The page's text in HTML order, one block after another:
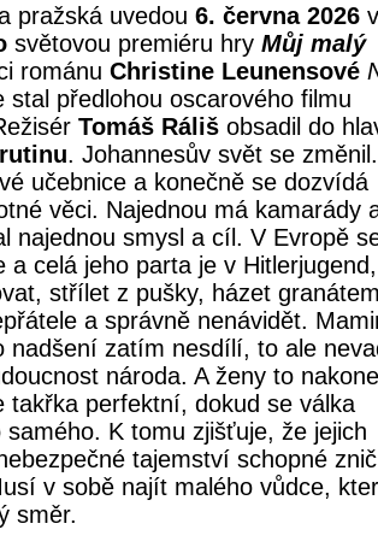
pražská uvedou 6. června 2026 v
světovou premiéru hry Můj malý
románu Christine Leunensové
stal předlohou oscarového filmu
Tomáš Ráliš obsadil do
. Johannesův svět se
učebnice a konečně se dozvídá
věci. Najednou má kamarády
najednou smysl a cíl. V Evropě
a celá jeho parta je v
střílet z pušky, házet
a správně nenávidět.
nadšení zatím nesdílí, to ale
národa. A ženy to
takřka perfektní, dokud se válka
samého. K tomu zjišťuje, že jejich
tajemství schopné
v sobě najít malého vůdce,
směr.